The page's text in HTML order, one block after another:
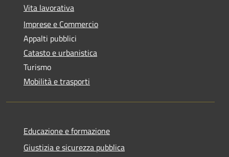
Vita lavorativa
Imprese e Commercio
Appalti pubblici
Catasto e urbanistica
Turismo
Mobilità e trasporti
Educazione e formazione
Giustizia e sicurezza pubblica